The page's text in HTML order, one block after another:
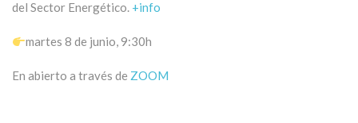
del Sector Energético. +info
martes 8 de junio, 9:30h
En abierto a través de ZOOM